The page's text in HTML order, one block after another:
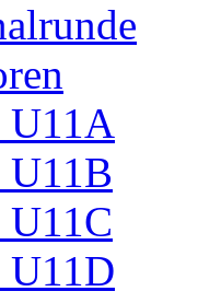
U11A
U11B
U11C
U11D